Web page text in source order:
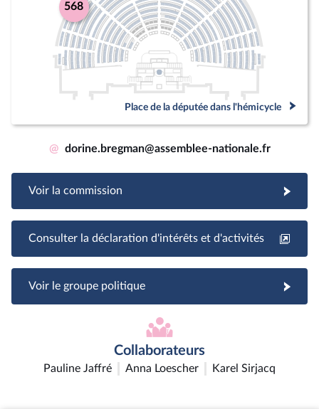
568
Place de la députée dans l'hémicycle
@ dorine.bregman@assemblee-nationale.fr
Voir la commission
Consulter la déclaration d'intérêts et d'activités
Voir le groupe politique
Collaborateurs
Pauline Jaffré Anna Loescher Karel Sirjacq